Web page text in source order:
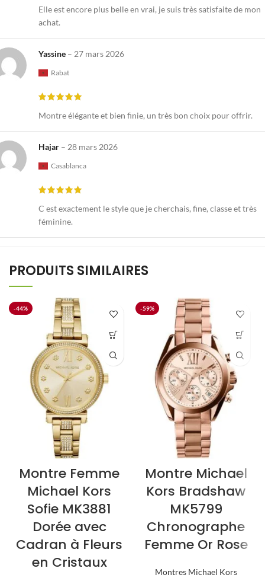
Elle est encore plus belle en vrai, je suis très satisfaite de mon
achat.
Yassine – 27 mars 2026
Rabat
Montre élégante et bien finie, un très bon choix pour offrir.
Hajar – 28 mars 2026
Casablanca
C est exactement le style que je cherchais, fine, classe et très
féminine.
PRODUITS SIMILAIRES
-44%
Montre Femme
Michael Kors
Sofie MK3881
Dorée avec
Cadran à Fleurs
en Cristaux
-59%
Montre Michael
Kors Bradshaw
MK5799
Chronographe
Femme Or Rose
Montres Michael Kors